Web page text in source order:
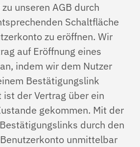
unseren AGB durch
Schaltfläche
zu eröffnen. Wir
auf Eröffnung eines
indem wir dem Nutzer
Bestätigungslink
ist der Vertrag über ein
gekommen. Mit der
durch den
unmittelbar